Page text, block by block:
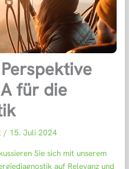
für die
/ 15. Juli 2024
Sie sich mit unserem
auf Relevanz und